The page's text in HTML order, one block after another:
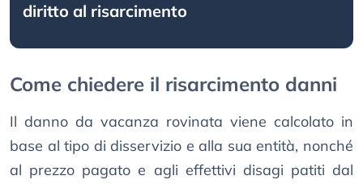
diritto al risarcimento
Come chiedere il risarcimento danni
Il danno da vacanza rovinata viene calcolato in
base al tipo di disservizio e alla sua entità, nonché
al prezzo pagato e agli effettivi disagi patiti dal